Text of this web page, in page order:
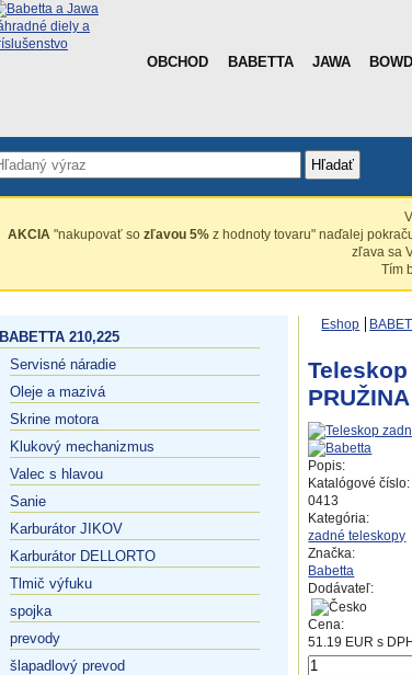
OBCHOD BABETTA JAWA
Hľadať
AKCIA"nakupovať so zľavou 5%z hodnoty tovaru" naďalej
zľava sa
Tím
BABETTA 210,225
Servisné náradie
Oleje a mazivá
Skrine motora
Klukový mechanizmus
Valec s hlavou
Sanie
Karburátor JIKOV
Karburátor DELLORTO
Tlmič výfuku
spojka
prevody
šlapadlový prevod
Eshop
Popis:
Katalógové číslo:
0413
Kategória:
zadné teleskopy
Značka:
Babetta
Dodávateľ:
Cena:
51.19 EUR s DPH